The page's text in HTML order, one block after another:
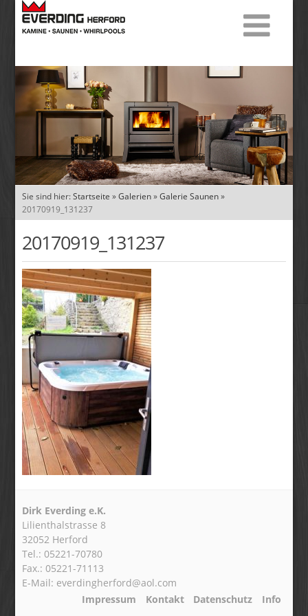
Sie sind hier:Startseite »Galerien»Galerie Saunen»
20170919_131237
20170919_131237
Dirk Everding e.K.
Lilienthalstrasse 8
32052 Herford
Tel.: 05221-70780
Fax.: 05221-71113
E-Mail: everdingherford@aol.com
Impressum
Kontakt Datenschutz Info